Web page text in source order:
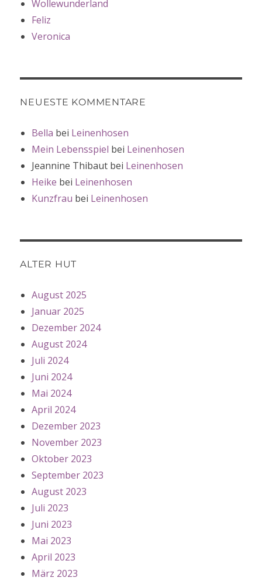
Wollewunderland
Feliz
Veronica
NEUESTE KOMMENTARE
Bella bei Leinenhosen
Mein Lebensspiel bei Leinenhosen
Jeannine Thibaut bei Leinenhosen
Heike bei Leinenhosen
Kunzfrau bei Leinenhosen
ALTER HUT
August 2025
Januar 2025
Dezember 2024
August 2024
Juli 2024
Juni 2024
Mai 2024
April 2024
Dezember 2023
November 2023
Oktober 2023
September 2023
August 2023
Juli 2023
Juni 2023
Mai 2023
April 2023
März 2023